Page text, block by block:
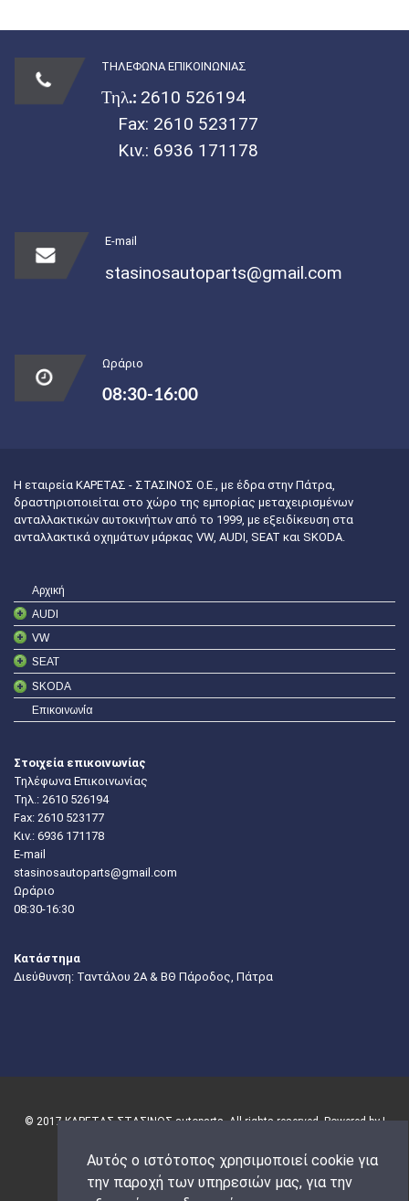
Αυτός ο ιστότοπος χρησιμοποιεί cookie για
την παροχή των υπηρεσιών μας, για την
ΤΗΛΕΦΩΝΑ ΕΠΙΚΟΙΝΩΝΙΑΣ
Τηλ.: 2610 526194
Fax: 2610 523177
Κιν.: 6936 171178
E-mail
stasinosautoparts@gmail.com
Ωράριο
08:30-16:00
Η εταιρεία ΚΑΡΕΤΑΣ - ΣΤΑΣΙΝΟΣ Ο.Ε., με έδρα στην Πάτρα,
δραστηριοποιείται στο χώρο της εμπορίας μεταχειρισμένων
ανταλλακτικών αυτοκινήτων από το 1999, με εξειδίκευση στα
ανταλλακτικά οχημάτων μάρκας VW, AUDI, SEAT και SKODA.
Αρχική
AUDI
VW
SEAT
SKODA
Επικοινωνία
Στοιχεία επικοινωνίας
Τηλέφωνα Επικοινωνίας
Τηλ.: 2610 526194
Fax: 2610 523177
Κιν.: 6936 171178
E-mail
stasinosautoparts@gmail.com
Ωράριο
08:30-16:30
Κατάστημα
Διεύθυνση: Ταντάλου 2Α & ΒΘ Πάροδος, Πάτρα
© 2017 ΚΑΡΕΤΑΣ-ΣΤΑΣΙΝΟΣ autoparts. All rights reserved. Powered by |